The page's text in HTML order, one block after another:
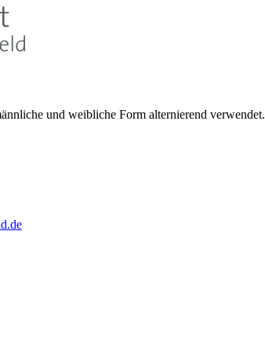
und weibliche Form alternierend verwendet.